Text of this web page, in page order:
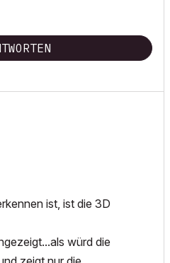
ist, ist die 3D
würd die